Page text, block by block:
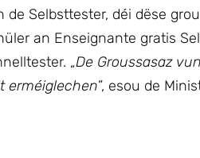
Selbsttester, déi dëse
an Enseignante gratis
„De Groussasaz
erméiglechen”, esou de